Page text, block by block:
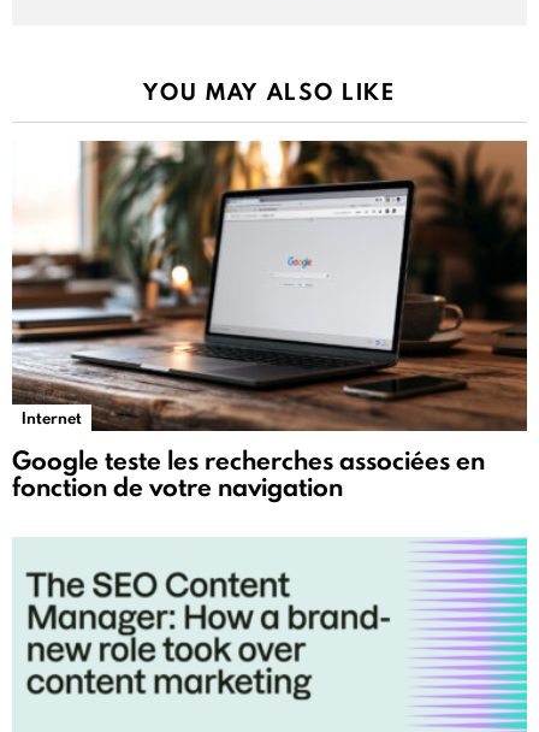
YOU MAY ALSO LIKE
Internet
Google teste les recherches associées en
fonction de votre navigation